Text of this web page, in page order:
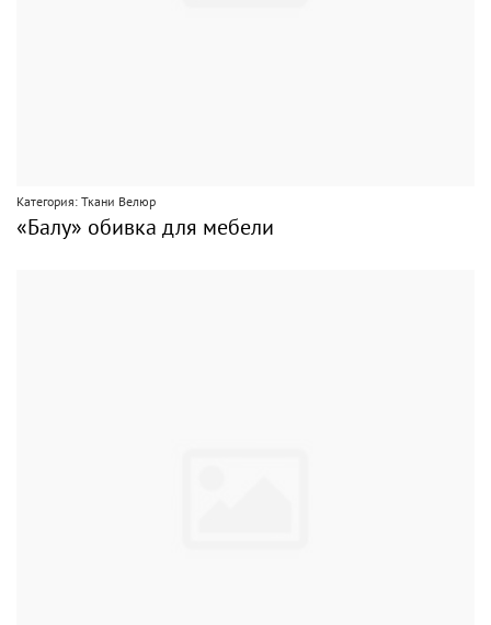
Категория: Ткани Велюр
«Балу» обивка для мебели